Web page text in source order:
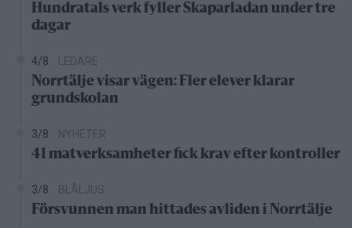
Hundratals verk fyller Skaparladan under tre
dagar
4/8 LEDARE
Norrtälje visar vägen: Fler elever klarar
grundskolan
3/8 NYHETER
41 matverksamheter fick krav efter kontroller
3/8 BLÅLJUS
Försvunnen man hittades avliden i Norrtälje